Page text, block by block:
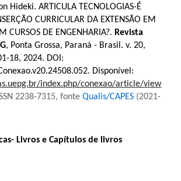
Hideki. ARTICULA TECNOLOGIAS-É
CURRICULAR DA EXTENSÃO EM
CURSOS DE ENGENHARIA?. Revista
, Ponta Grossa, Paraná - Brasil. v. 20,
18, 2024. DOI:
Disponível:
index.php/conexao/article/view
2238-7315, fonteQualis/CAPES (2021-
Livros e Capítulos de livros